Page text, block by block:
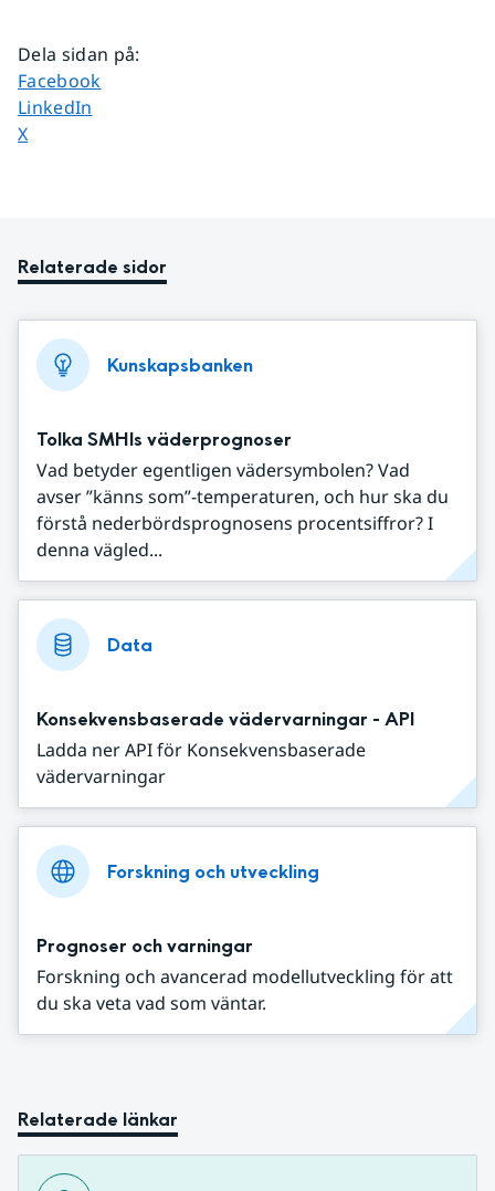
Dela sidan på:
Dela sidan på
Facebook
Dela sidan på
LinkedIn
Dela sidan på
X
Relaterade sidor
Kunskapsbanken
Tolka SMHIs väderprognoser
Vad betyder egentligen vädersymbolen? Vad
avser ”känns som”-temperaturen, och hur ska du
förstå nederbördsprognosens procentsiffror? I
denna vägled...
Data
Konsekvensbaserade vädervarningar - API
Ladda ner API för Konsekvensbaserade
vädervarningar
Forskning och utveckling
Prognoser och varningar
Forskning och avancerad modellutveckling för att
du ska veta vad som väntar.
Relaterade länkar